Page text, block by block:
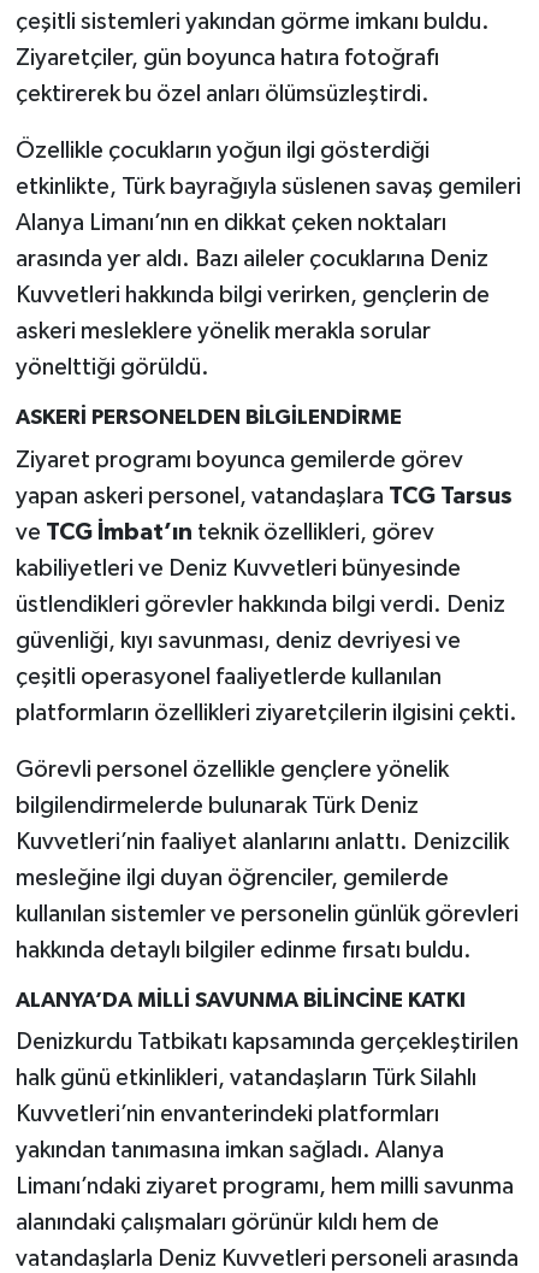
çeşitli sistemleri yakından görme imkanı buldu.
Ziyaretçiler, gün boyunca hatıra fotoğrafı
çektirerek bu özel anları ölümsüzleştirdi.
Özellikle çocukların yoğun ilgi gösterdiği
etkinlikte, Türk bayrağıyla süslenen savaş gemileri
Alanya Limanı’nın en dikkat çeken noktaları
arasında yer aldı. Bazı aileler çocuklarına Deniz
Kuvvetleri hakkında bilgi verirken, gençlerin de
askeri mesleklere yönelik merakla sorular
yönelttiği görüldü.
ASKERİ PERSONELDEN BİLGİLENDİRME
Ziyaret programı boyunca gemilerde görev
yapan askeri personel, vatandaşlara TCG Tarsus
ve TCG İmbat’ın teknik özellikleri, görev
kabiliyetleri ve Deniz Kuvvetleri bünyesinde
üstlendikleri görevler hakkında bilgi verdi. Deniz
güvenliği, kıyı savunması, deniz devriyesi ve
çeşitli operasyonel faaliyetlerde kullanılan
platformların özellikleri ziyaretçilerin ilgisini çekti.
Görevli personel özellikle gençlere yönelik
bilgilendirmelerde bulunarak Türk Deniz
Kuvvetleri’nin faaliyet alanlarını anlattı. Denizcilik
mesleğine ilgi duyan öğrenciler, gemilerde
kullanılan sistemler ve personelin günlük görevleri
hakkında detaylı bilgiler edinme fırsatı buldu.
ALANYA’DA MİLLİ SAVUNMA BİLİNCİNE KATKI
Denizkurdu Tatbikatı kapsamında gerçekleştirilen
halk günü etkinlikleri, vatandaşların Türk Silahlı
Kuvvetleri’nin envanterindeki platformları
yakından tanımasına imkan sağladı. Alanya
Limanı’ndaki ziyaret programı, hem milli savunma
alanındaki çalışmaları görünür kıldı hem de
vatandaşlarla Deniz Kuvvetleri personeli arasında